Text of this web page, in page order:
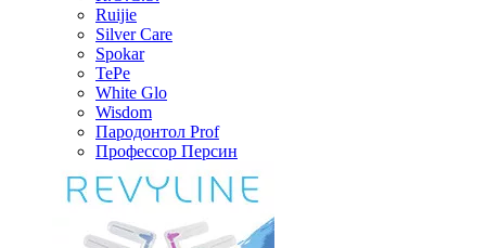
Ruijie
Silver Care
Spokar
TePe
White Glo
Wisdom
Пародонтол Prof
Профессор Персин